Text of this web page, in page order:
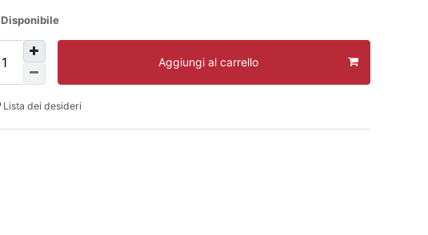
Disponibile
Aggiungi al carrello
Lista dei desideri